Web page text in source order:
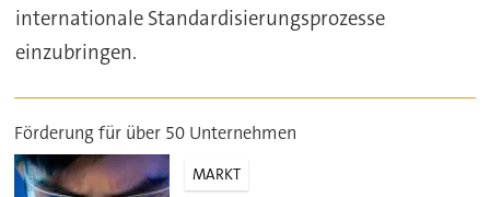
internationale Standardisierungsprozesse
einzubringen.
Förderung für über 50 Unternehmen
MARKT